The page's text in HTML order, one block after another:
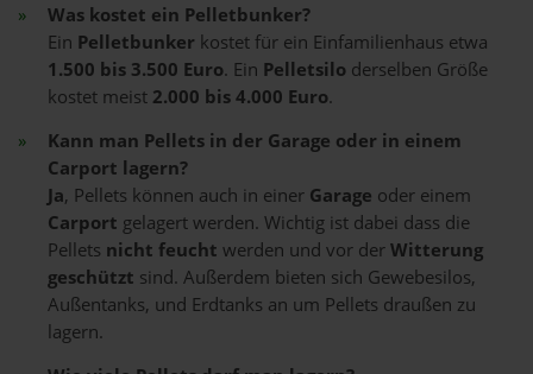
Was kostet ein Pelletbunker?
Ein Pelletbunker kostet für ein Einfamilienhaus etwa
1.500 bis 3.500 Euro. Ein Pelletsilo derselben Größe
kostet meist 2.000 bis 4.000 Euro.
Kann man Pellets in der Garage oder in einem
Carport lagern?
Ja, Pellets können auch in einer Garage oder einem
Carport gelagert werden. Wichtig ist dabei dass die
Pellets nicht feucht werden und vor derWitterung
geschützt sind. Außerdem bieten sich Gewebesilos,
Außentanks, und Erdtanks an um Pellets draußen zu
lagern.